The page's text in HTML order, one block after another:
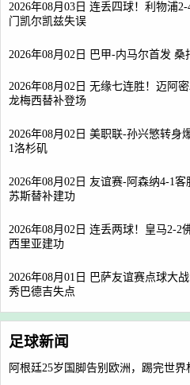
2026年08月03日 连丢四球！利物浦
门凯尔凯兹失误
2026年08月02日 巴甲-内马尔首发 桑
2026年08月02日 无缘七连胜！迈阿
龙梅西替补登场
2026年08月02日 美职联-孙兴慜转
1洛杉矶
2026年08月02日 友谊赛-阿森纳4-1
苏斯替补建功
2026年08月02日 连丢两球！皇马2-2
西里亚建功
2026年08月01日 巴萨友谊赛点球大
秀巴德吉失点
足球新闻
阿根廷25岁国脚告别欧洲，踢完世